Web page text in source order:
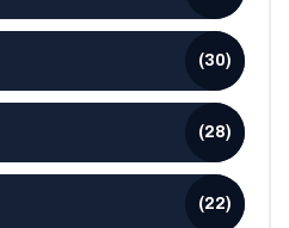
(30)
(28)
(22)